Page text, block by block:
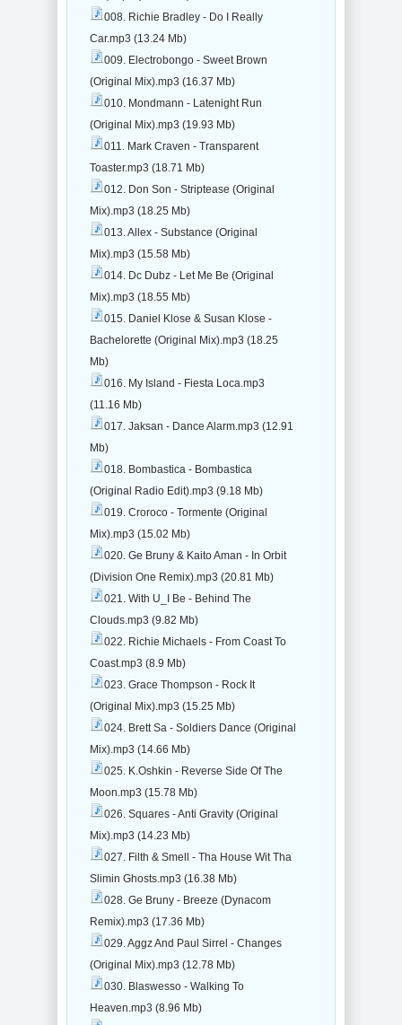
008. Richie Bradley - Do I Really
Car.mp3 (13.24 Mb)
009. Electrobongo - Sweet Brown
(Original Mix).mp3 (16.37 Mb)
010. Mondmann - Latenight Run
(Original Mix).mp3 (19.93 Mb)
011. Mark Craven - Transparent
Toaster.mp3 (18.71 Mb)
012. Don Son - Striptease (Original
Mix).mp3 (18.25 Mb)
013. Allex - Substance (Original
Mix).mp3 (15.58 Mb)
014. Dc Dubz - Let Me Be (Original
Mix).mp3 (18.55 Mb)
015. Daniel Klose & Susan Klose -
Bachelorette (Original Mix).mp3 (18.25
Mb)
016. My Island - Fiesta Loca.mp3
(11.16 Mb)
017. Jaksan - Dance Alarm.mp3 (12.91
Mb)
018. Bombastica - Bombastica
(Original Radio Edit).mp3 (9.18 Mb)
019. Croroco - Tormente (Original
Mix).mp3 (15.02 Mb)
020. Ge Bruny & Kaito Aman - In Orbit
(Division One Remix).mp3 (20.81 Mb)
021. With U_I Be - Behind The
Clouds.mp3 (9.82 Mb)
022. Richie Michaels - From Coast To
Coast.mp3 (8.9 Mb)
023. Grace Thompson - Rock It
(Original Mix).mp3 (15.25 Mb)
024. Brett Sa - Soldiers Dance (Original
Mix).mp3 (14.66 Mb)
025. K.Oshkin - Reverse Side Of The
Moon.mp3 (15.78 Mb)
026. Squares - Anti Gravity (Original
Mix).mp3 (14.23 Mb)
027. Filth & Smell - Tha House Wit Tha
Slimin Ghosts.mp3 (16.38 Mb)
028. Ge Bruny - Breeze (Dynacom
Remix).mp3 (17.36 Mb)
029. Aggz And Paul Sirrel - Changes
(Original Mix).mp3 (12.78 Mb)
030. Blaswesso - Walking To
Heaven.mp3 (8.96 Mb)